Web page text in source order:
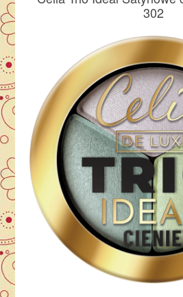
302